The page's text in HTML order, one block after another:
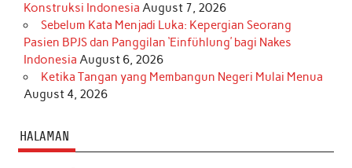
Konstruksi Indonesia August 7, 2026
Sebelum Kata Menjadi Luka: Kepergian Seorang
Pasien BPJS dan Panggilan ‘Einfühlung’ bagi Nakes
Indonesia August 6, 2026
Ketika Tangan yang Membangun Negeri Mulai Menua
August 4, 2026
HALAMAN